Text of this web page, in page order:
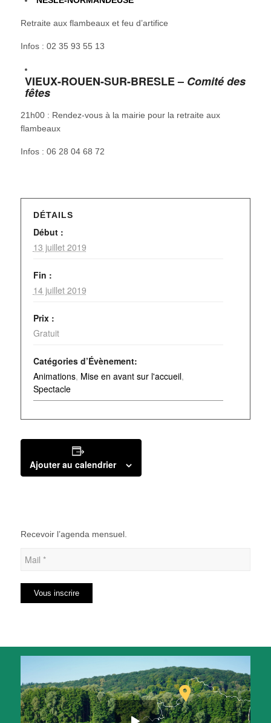
Retraite aux flambeaux et feu d’artifice
Infos : 02 35 93 55 13
VIEUX-ROUEN-SUR-BRESLE – Comité des
fêtes
21h00 : Rendez-vous à la mairie pour la retraite aux
flambeaux
Infos : 06 28 04 68 72
DÉTAILS
Début :
13 juillet 2019
Fin :
14 juillet 2019
Prix :
Gratuit
Catégories d’Évènement:
Animations, Mise en avant sur l'accueil,
Spectacle
Ajouter au calendrier
Recevoir l’agenda mensuel.